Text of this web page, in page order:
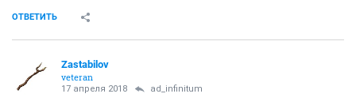
ОТВЕТИТЬ
Zastabilov
veteran
17 апреля 2018 ad_infinitum